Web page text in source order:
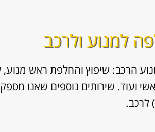
למנוע ולרכב
הרכב: שיפוץ והחלפת ראש מנוע,
לרכב.